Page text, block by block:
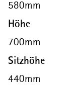
580mm
Höhe
700mm
Sitzhöhe
440mm